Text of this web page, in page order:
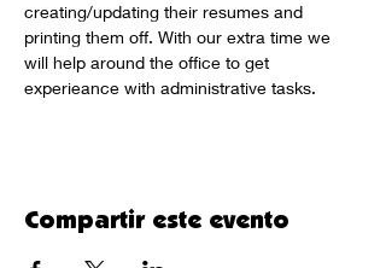
creating/updating their resumes and
printing them off. With our extra time we
will help around the office to get
experieance with administrative tasks.
Compartir este evento